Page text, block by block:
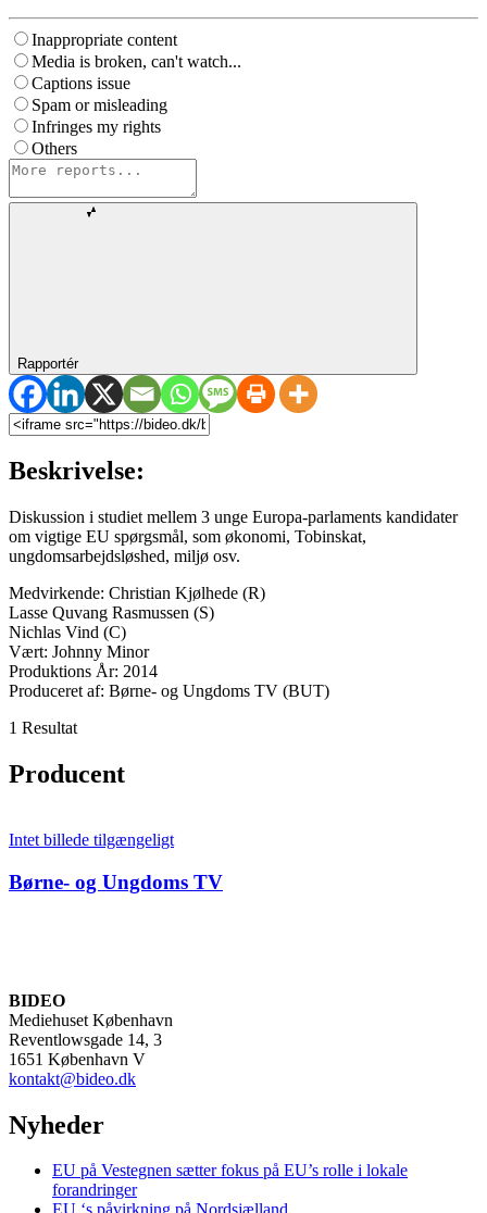
Inappropriate content
Media is broken, can't watch...
Captions issue
Spam or misleading
Infringes my rights
Others
Rapportér
Beskrivelse:
Diskussion i studiet mellem 3 unge Europa-parlaments kandidater
om vigtige EU spørgsmål, som økonomi, Tobinskat,
ungdomsarbejdsløshed, miljø osv.
Medvirkende: Christian Kjølhede (R)
Lasse Quvang Rasmussen (S)
Nichlas Vind (C)
Vært: Johnny Minor
Produktions År: 2014
Produceret af: Børne- og Ungdoms TV (BUT)
1 Resultat
Producent
Intet billede tilgængeligt
Børne- og Ungdoms TV
BIDEO
Mediehuset København
Reventlowsgade 14, 3
1651 København V
kontakt@bideo.dk
Nyheder
EU på Vestegnen sætter fokus på EU’s rolle i lokale
forandringer